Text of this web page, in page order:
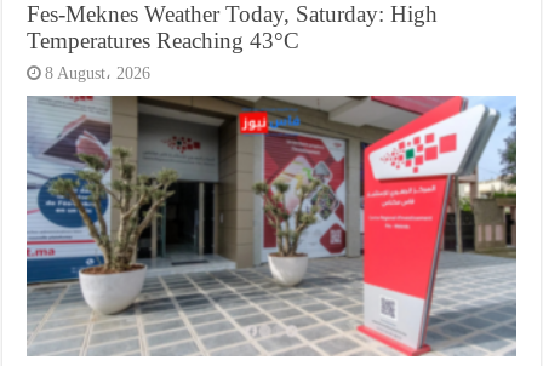
Fes-Meknes Weather Today, Saturday: High
Temperatures Reaching 43°C
8 August، 2026